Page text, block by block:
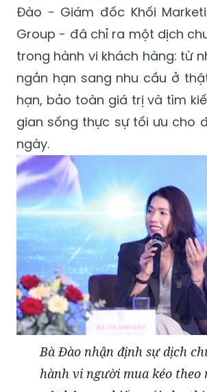
Đào - Giám đốc Khối
Group - đã chỉ ra một dịch
trong hành vi khách hàng: từ
ngắn hạn sang nhu cầu ở
hạn, bảo toàn giá trị và tìm
gian sống thực sự tối ưu cho
ngày.
Bà Đào nhận định sự dịch
hành vi người mua kéo theo